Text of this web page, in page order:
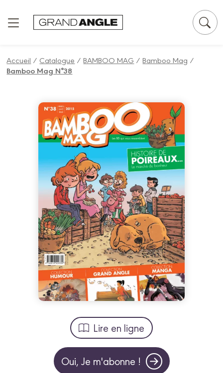
Accueil / Catalogue /BAMBOO MAG /Bamboo Mag /
Bamboo Mag N°38
Lire en ligne
Oui, Je m'abonne !